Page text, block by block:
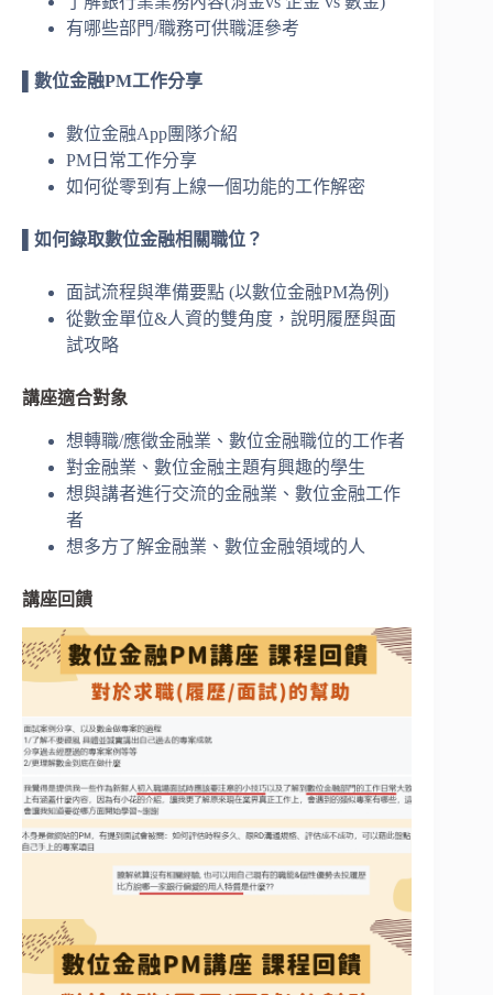
有哪些部門/職務可供職涯參考
▌數位金融PM工作分享
數位金融App團隊介紹
PM日常工作分享
如何從零到有上線一個功能的工作解密
▌如何錄取數位金融相關職位？
面試流程與準備要點 (以數位金融PM為例)
從數金單位&人資的雙角度，說明履歷與面
試攻略
講座適合對象
想轉職/應徵金融業、數位金融職位的工作者
對金融業、數位金融主題有興趣的學生
想與講者進行交流的金融業、數位金融工作
者
想多方了解金融業、數位金融領域的人
講座回饋